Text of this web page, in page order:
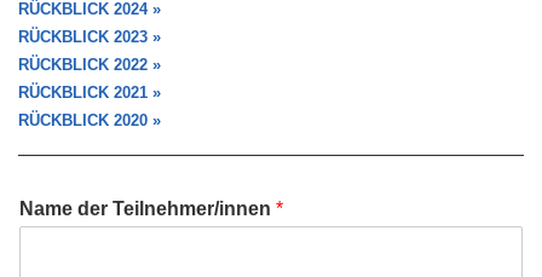
RÜCKBLICK 2024 »
RÜCKBLICK 2023 »
RÜCKBLICK 2022 »
RÜCKBLICK 2021 »
RÜCKBLICK 2020 »
Name der Teilnehmer/innen *